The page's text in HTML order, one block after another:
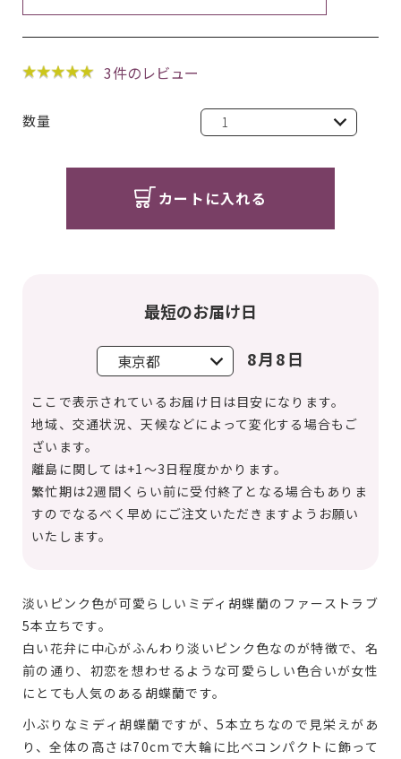
3件のレビュー
数量
カートに入れる
最短のお届け日
8月8日
ここで表示されているお届け日は目安になります。
地域、交通状況、天候などによって変化する場合もご
ざいます。
離島に関しては+1～3日程度かかります。
繁忙期は2週間くらい前に受付終了となる場合もありま
すのでなるべく早めにご注文いただきますようお願い
いたします。
淡いピンク色が可愛らしいミディ胡蝶蘭のファーストラブ
5本立ちです。
白い花弁に中心がふんわり淡いピンク色なのが特徴で、名
前の通り、初恋を想わせるような可愛らしい色合いが女性
にとても人気のある胡蝶蘭です。
小ぶりなミディ胡蝶蘭ですが、5本立ちなので見栄えがあ
り、全体の高さは70cmで大輪に比べコンパクトに飾って